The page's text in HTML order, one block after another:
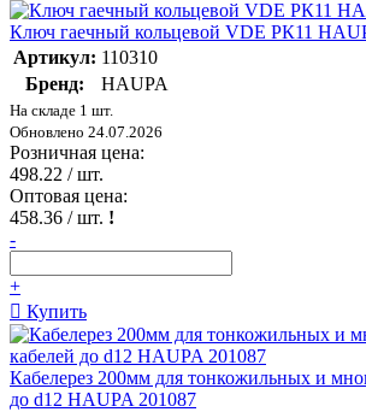
Ключ гаечный кольцевой VDE РК11
Артикул: 110310
Бренд:
HAUPA
На складе 1 шт.
Обновлено 24.07.2026
Розничная цена:
498.22 / шт.
Оптовая цена:
458.36 / шт. !
-
+
Купить
Кабелерез 200мм для тонкожильных и
до d12 HAUPA 201087